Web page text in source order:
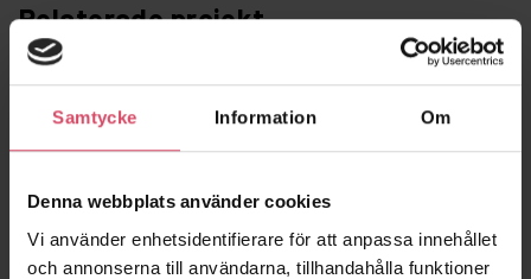
Samtycke Information Om
Denna webbplats använder cookies
Vi använder enhetsidentifierare för att anpassa innehållet
och annonserna till användarna, tillhandahålla funktioner
Relaterade projekt